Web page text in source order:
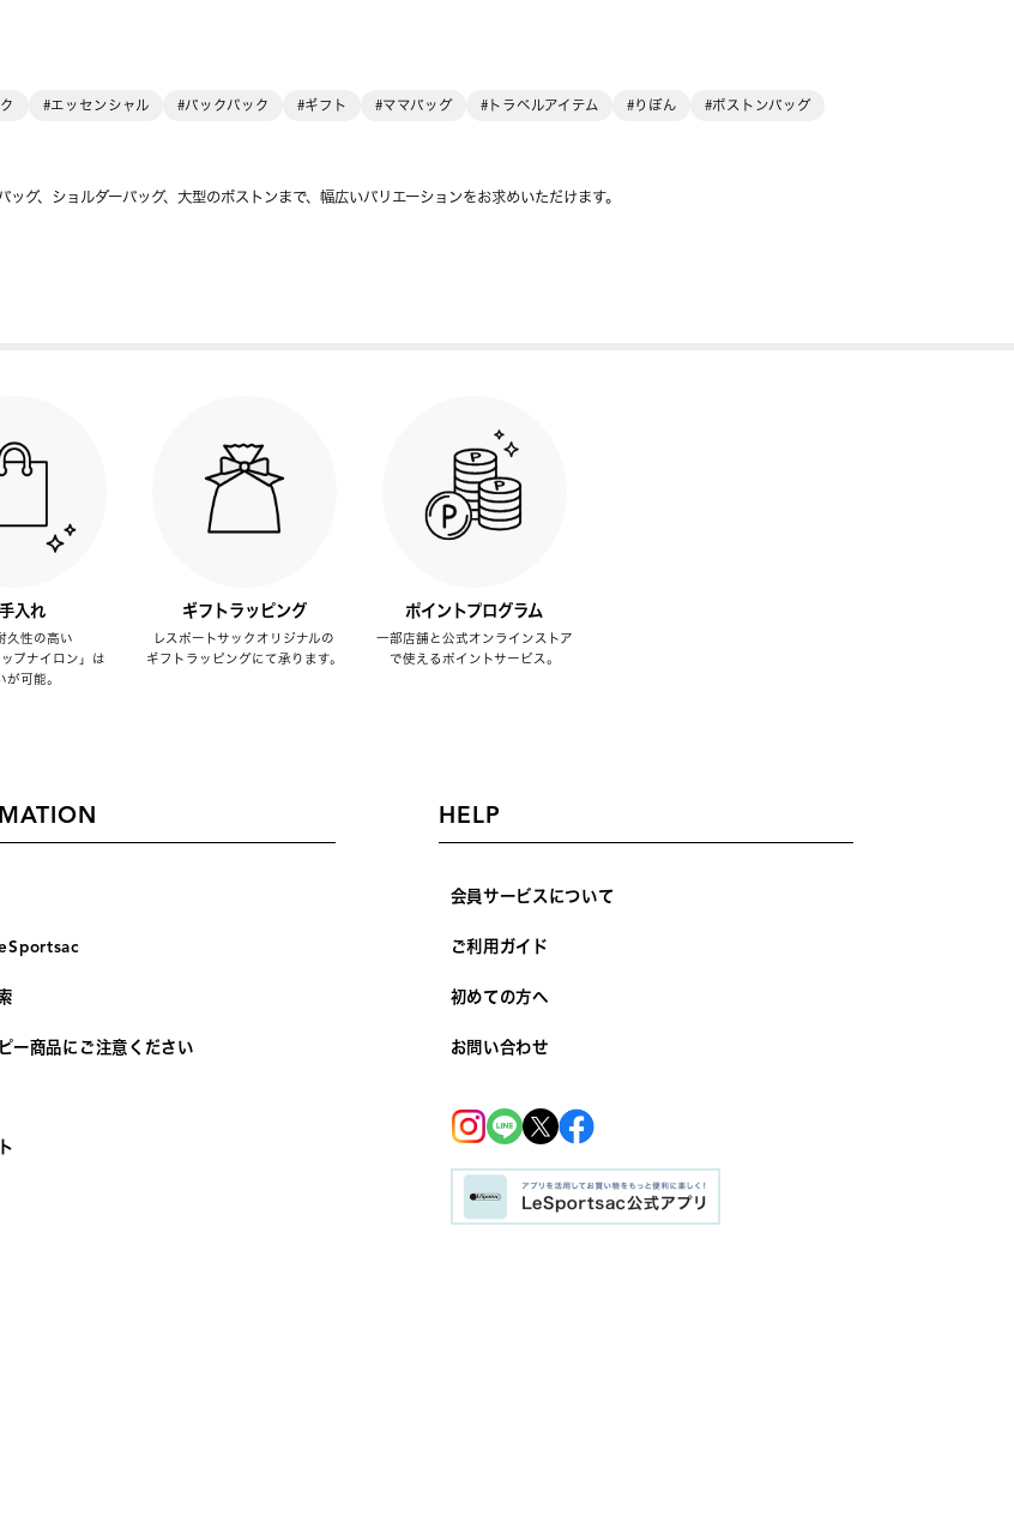
#エッセンシャル #バックパック #ギフト #ママバッグ #トラベルアイテム #りぼん #ボストンバッグ
グ、ショルダーバッグ、大型のボストンまで、幅広いバリエーションをお求めいただけます。
入れ
久性の高い
ップナイロン」は
が可能。
ギフトラッピング
レスポートサックオリジナルの
ギフトラッピングにて承ります。
ポイントプログラム
一部店舗と公式オンラインストア
で使えるポイントサービス。
ー商品にご注意ください
HELP
会員サービスについて
ご利用ガイド
初めての方へ
お問い合わせ